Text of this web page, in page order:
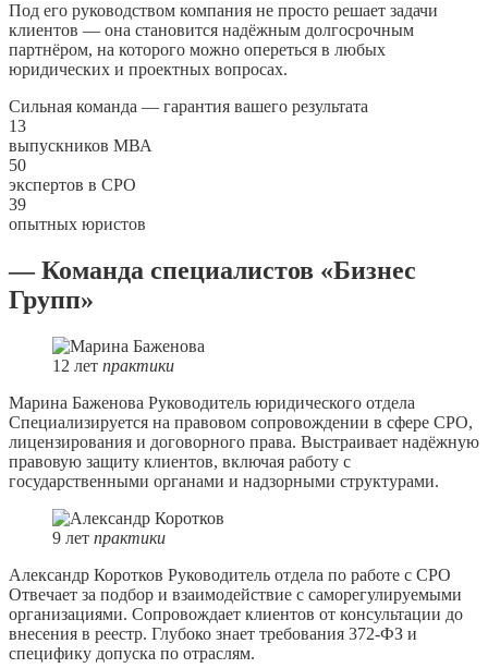
Под его руководством компания не просто решает задачи
клиентов — она становится надёжным долгосрочным
партнёром, на которого можно опереться в любых
юридических и проектных вопросах.
Сильная команда — гарантия вашего результата
13
выпускников МВА
50
экспертов в СРО
39
опытных юристов
— Команда специалистов «Бизнес
Групп»
12 лет практики
Марина Баженова Руководитель юридического отдела
Специализируется на правовом сопровождении в сфере СРО,
лицензирования и договорного права. Выстраивает надёжную
правовую защиту клиентов, включая работу с
государственными органами и надзорными структурами.
9 лет практики
Александр Коротков Руководитель отдела по работе с СРО
Отвечает за подбор и взаимодействие с саморегулируемыми
организациями. Сопровождает клиентов от консультации до
внесения в реестр. Глубоко знает требования 372-ФЗ и
специфику допуска по отраслям.